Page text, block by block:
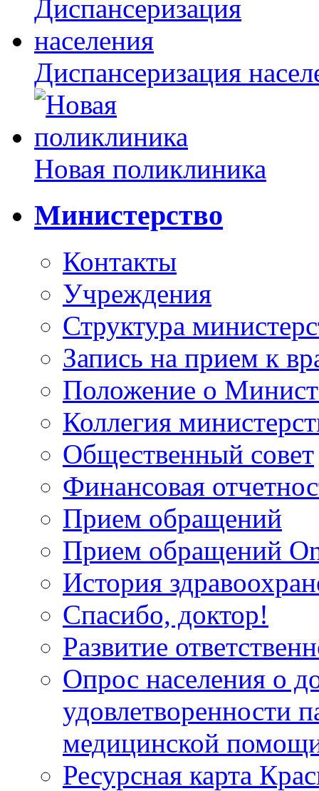
Диспансеризация
Новая поликлиника
Министерство
Контакты
Учреждения
Структура
Запись на прием к
Положение о
Коллегия
Общественный совет
Финансовая
Прием обращений
Прием обращений
История
Спасибо, доктор!
Развитие
Опрос населения о
удовлетворенности
медицинской
Ресурсная карта